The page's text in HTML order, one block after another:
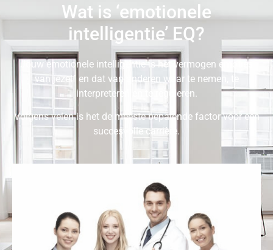
Wat is ‘emotionele
intelligentie’ EQ?
Jouw emotionele intelligentie is het vermogen emoties
van jezelf en dat van anderen waar te nemen, te
interpreteren en te reguleren.
Volgens velen is het de meeste bepalende factor voor een
succesvolle carrière.